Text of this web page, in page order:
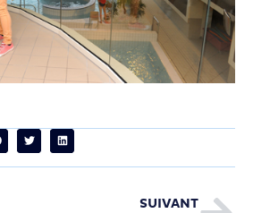
SUIVANT